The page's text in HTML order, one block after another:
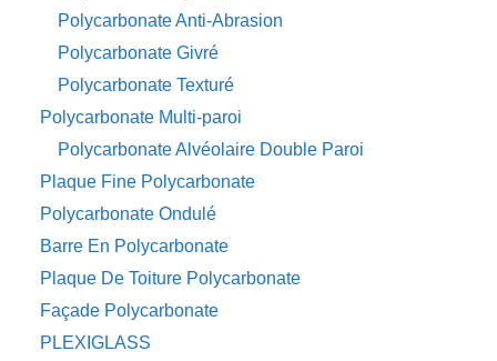
Polycarbonate Anti-Abrasion
Polycarbonate Givré
Polycarbonate Texturé
Polycarbonate Multi-paroi
Polycarbonate Alvéolaire Double Paroi
Plaque Fine Polycarbonate
Polycarbonate Ondulé
Barre En Polycarbonate
Plaque De Toiture Polycarbonate
Façade Polycarbonate
PLEXIGLASS